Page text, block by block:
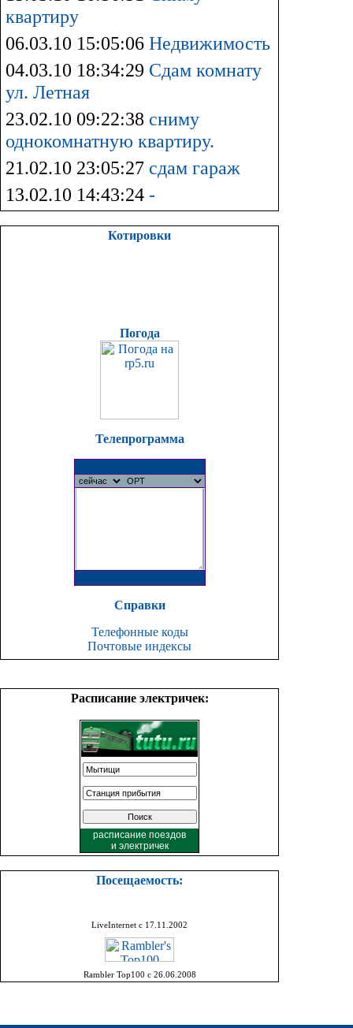
квартиру
06.03.10 15:05:06 Недвижимость
04.03.10 18:34:29 Сдам комнату
ул. Летная
23.02.10 09:22:38 сниму
однокомнатную квартиру.
21.02.10 23:05:27 сдам гараж
13.02.10 14:43:24 -
Котировки
Погода
Телепрограмма
Справки
Телефонные коды
Почтовые индексы
Расписание электричек:
расписание поездов
и электричек
Посещаемость:
LiveInternet с 17.11.2002
Rambler Top100 с 26.06.2008